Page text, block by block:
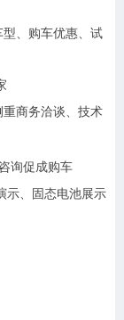
型、购车优惠、试
重商务洽谈、技术
询促成购车
示、固态电池展示